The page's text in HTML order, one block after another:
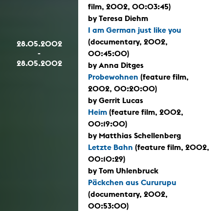
28.05.2002
-
28.05.2002
film, 2002, 00:03:45)
by Teresa Diehm
I am German just like you
(documentary, 2002,
00:45:00)
by Anna Ditges
Probewohnen (feature film,
2002, 00:20:00)
by Gerrit Lucas
Heim (feature film, 2002,
00:19:00)
by Matthias Schellenberg
Letzte Bahn (feature film, 2002,
00:10:29)
by Tom Uhlenbruck
Päckchen aus Cururupu
(documentary, 2002,
00:53:00)